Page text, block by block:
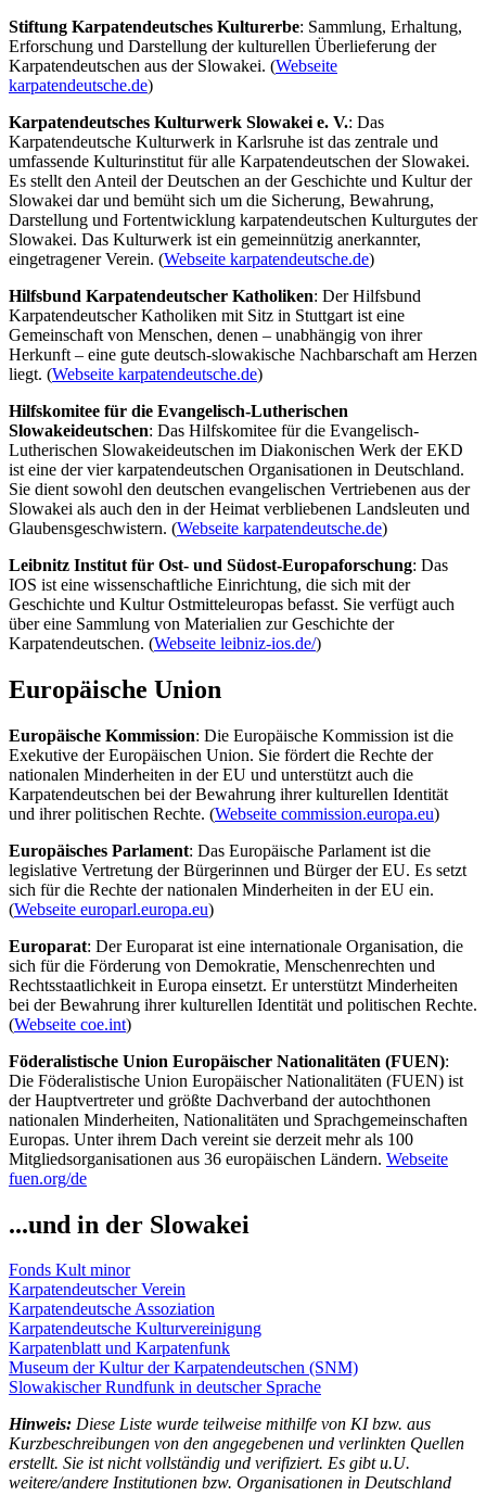
Stiftung Karpatendeutsches Kulturerbe: Sammlung, Erhaltung,
Erforschung und Darstellung der kulturellen Überlieferung der
Karpatendeutschen aus der Slowakei. (Webseite
karpatendeutsche.de)
Karpatendeutsches Kulturwerk Slowakei e. V.: Das
Karpatendeutsche Kulturwerk in Karlsruhe ist das zentrale und
umfassende Kulturinstitut für alle Karpatendeutschen der Slowakei.
Es stellt den Anteil der Deutschen an der Geschichte und Kultur der
Slowakei dar und bemüht sich um die Sicherung, Bewahrung,
Darstellung und Fortentwicklung karpatendeutschen Kulturgutes der
Slowakei. Das Kulturwerk ist ein gemeinnützig anerkannter,
eingetragener Verein. (Webseite karpatendeutsche.de)
Hilfsbund Karpatendeutscher Katholiken: Der Hilfsbund
Karpatendeutscher Katholiken mit Sitz in Stuttgart ist eine
Gemeinschaft von Menschen, denen – unabhängig von ihrer
Herkunft – eine gute deutsch-slowakische Nachbarschaft am Herzen
liegt. (Webseite karpatendeutsche.de)
Hilfskomitee für die Evangelisch-Lutherischen
Slowakeideutschen: Das Hilfskomitee für die Evangelisch-
Lutherischen Slowakeideutschen im Diakonischen Werk der EKD
ist eine der vier karpatendeutschen Organisationen in Deutschland.
Sie dient sowohl den deutschen evangelischen Vertriebenen aus der
Slowakei als auch den in der Heimat verbliebenen Landsleuten und
Glaubensgeschwistern. (Webseite karpatendeutsche.de)
Leibnitz Institut für Ost- und Südost-Europaforschung: Das
IOS ist eine wissenschaftliche Einrichtung, die sich mit der
Geschichte und Kultur Ostmitteleuropas befasst. Sie verfügt auch
über eine Sammlung von Materialien zur Geschichte der
Karpatendeutschen. (Webseite leibniz-ios.de/)
Europäische Union
Europäische Kommission: Die Europäische Kommission ist die
Exekutive der Europäischen Union. Sie fördert die Rechte der
nationalen Minderheiten in der EU und unterstützt auch die
Karpatendeutschen bei der Bewahrung ihrer kulturellen Identität
und ihrer politischen Rechte. (Webseite commission.europa.eu)
Europäisches Parlament: Das Europäische Parlament ist die
legislative Vertretung der Bürgerinnen und Bürger der EU. Es setzt
sich für die Rechte der nationalen Minderheiten in der EU ein.
(Webseite europarl.europa.eu)
Europarat: Der Europarat ist eine internationale Organisation, die
sich für die Förderung von Demokratie, Menschenrechten und
Rechtsstaatlichkeit in Europa einsetzt. Er unterstützt Minderheiten
bei der Bewahrung ihrer kulturellen Identität und politischen Rechte.
(Webseite coe.int)
Föderalistische Union Europäischer Nationalitäten (FUEN):
Die Föderalistische Union Europäischer Nationalitäten (FUEN) ist
der Hauptvertreter und größte Dachverband der autochthonen
nationalen Minderheiten, Nationalitäten und Sprachgemeinschaften
Europas. Unter ihrem Dach vereint sie derzeit mehr als 100
Mitgliedsorganisationen aus 36 europäischen Ländern. Webseite
fuen.org/de
...und in der Slowakei
Fonds Kult minor
Karpatendeutscher Verein
Karpatendeutsche Assoziation
Karpatendeutsche Kulturvereinigung
Karpatenblatt und Karpatenfunk
Museum der Kultur der Karpatendeutschen (SNM)
Slowakischer Rundfunk in deutscher Sprache
Hinweis: Diese Liste wurde teilweise mithilfe von KI bzw. aus
Kurzbeschreibungen von den angegebenen und verlinkten Quellen
erstellt. Sie ist nicht vollständig und verifiziert. Es gibt u.U.
weitere/andere Institutionen bzw. Organisationen in Deutschland